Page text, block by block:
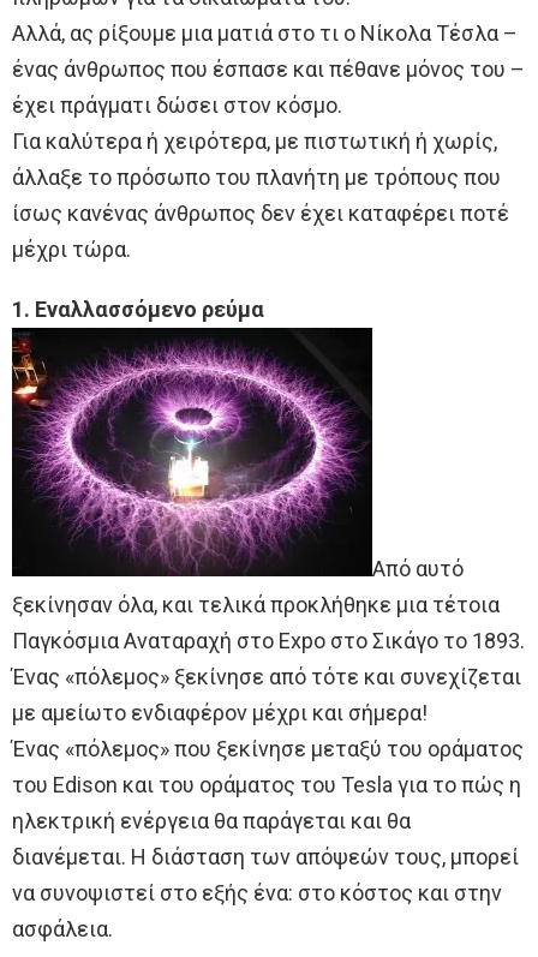
Αλλά, ας ρίξουμε μια ματιά στο τι ο Νίκολα Τέσλα –
ένας άνθρωπος που έσπασε και πέθανε μόνος του –
έχει πράγματι δώσει στον κόσμο.
Για καλύτερα ή χειρότερα, με πιστωτική ή χωρίς,
άλλαξε το πρόσωπο του πλανήτη με τρόπους που
ίσως κανένας άνθρωπος δεν έχει καταφέρει ποτέ
μέχρι τώρα.
1. Εναλλασσόμενο ρεύμα
Από αυτό
ξεκίνησαν όλα, και τελικά προκλήθηκε μια τέτοια
Παγκόσμια Αναταραχή στο Expo στο Σικάγο το 1893.
Ένας «πόλεμος» ξεκίνησε από τότε και συνεχίζεται
με αμείωτο ενδιαφέρον μέχρι και σήμερα!
Ένας «πόλεμος» που ξεκίνησε μεταξύ του οράματος
του Edison και του οράματος του Tesla για το πώς η
ηλεκτρική ενέργεια θα παράγεται και θα
διανέμεται. Η διάσταση των απόψεών τους, μπορεί
να συνοψιστεί στο εξής ένα: στο κόστος και στην
ασφάλεια.